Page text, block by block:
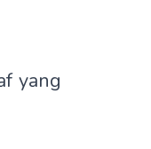
yang